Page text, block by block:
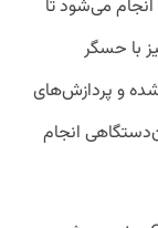
می‌شود تا
با حسگر
و پردازش‌های
انجام